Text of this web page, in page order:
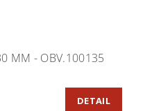
MM - OBV.100135
DETAIL